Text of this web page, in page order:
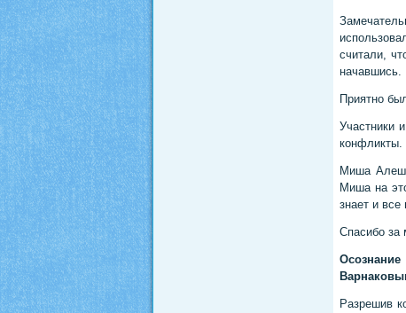
считали,
начавшись.
Приятно
Участники
конфликты.
Миша
Миша на
знает и все
Спасибо за
Разрешив